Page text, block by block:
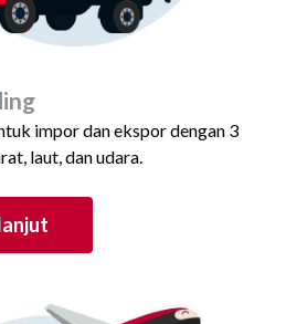
impor dan ekspor dengan 3
laut, dan udara.